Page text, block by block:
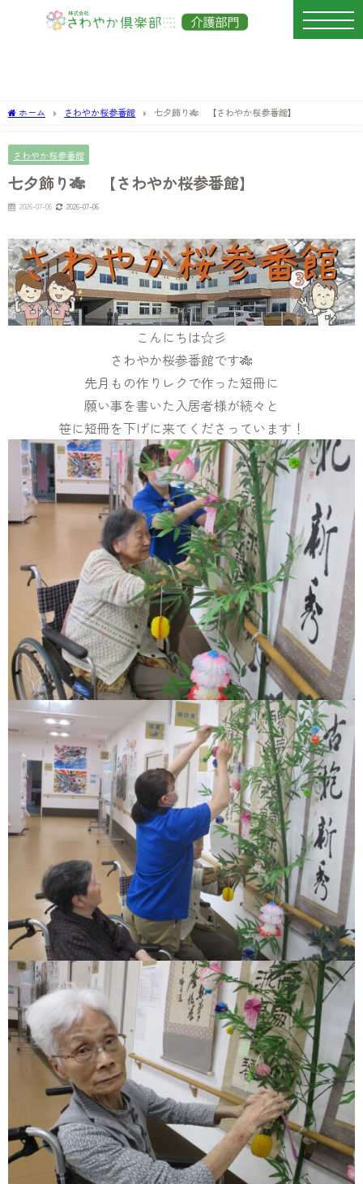
ホーム さわやか桜参番館 七夕飾り🎋 【さわやか桜参番館】
さわやか桜参番館
七夕飾り🎋 【さわやか桜参番館】
2026-07-06 2026-07-06
こんにちは☆彡
さわやか桜参番館です🎋
先月もの作りレクで作った短冊に
願い事を書いた入居者様が続々と
笹に短冊を下げに来てくださっています！